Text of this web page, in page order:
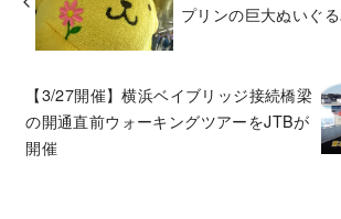
プリンの巨大ぬいぐ
【3/27開催】横浜ベイブリッジ接続橋梁
の開通直前ウォーキングツアーをJTBが
開催